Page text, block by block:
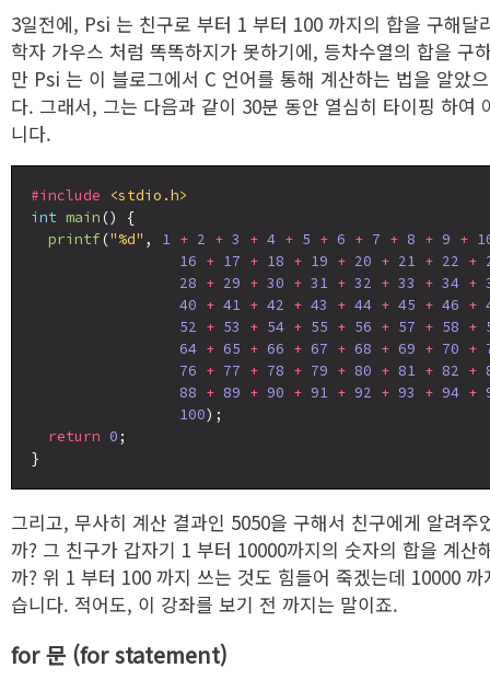
3일전에, Psi 는 친구로 부터 1 부터 100 까지의 합을 구해
학자 가우스 처럼 똑똑하지가 못하기에, 등차수열의 합을 구
만 Psi 는 이 블로그에서 C 언어를 통해 계산하는 법을 알았
다. 그래서, 그는 다음과 같이 30분 동안 열심히 타이핑 하여
니다.
#include
<stdio.h>
int main () {
printf ("%d" , 1 + 2 + 3 + 4 + 5 + 6 + 7 + 8 + 9 +
16 + 17 + 18 + 19 + 20 + 21 + 22 +
28 + 29 + 30 + 31 + 32 + 33 + 34 +
40 + 41 + 42 + 43 + 44 + 45 + 46 +
52 + 53 + 54 + 55 + 56 + 57 + 58 +
64 + 65 + 66 + 67 + 68 + 69 + 70 +
76 + 77 + 78 + 79 + 80 + 81 + 82 +
88 + 89 + 90 + 91 + 92 + 93 + 94 +
100);
return 0 ;
그리고, 무사히 계산 결과인 5050을 구해서 친구에게 알려
까? 그 친구가 갑자기 1 부터 10000까지의 숫자의 합을 계산
까? 위 1 부터 100 까지 쓰는 것도 힘들어 죽겠는데 10000
습니다. 적어도, 이 강좌를 보기 전 까지는 말이죠.
for 문 (for statement)